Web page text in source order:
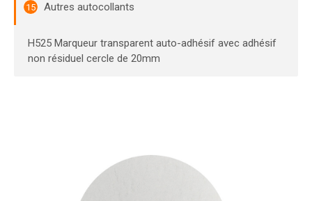
15 Autres autocollants
H525 Marqueur transparent auto-adhésif avec adhésif
non résiduel cercle de 20mm